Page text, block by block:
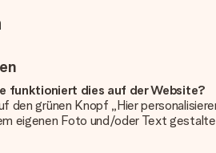
funktioniert dies auf der Website?
den grünen Knopf „Hier
eigenen Foto und/oder Text